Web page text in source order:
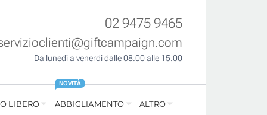
02 9475 9465
Da lunedì a venerdì dalle 08.00 alle 15.00
LIBERO ABBIGLIAMENTO
NOVITÀ
ALTRO